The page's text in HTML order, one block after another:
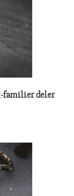
familier deler